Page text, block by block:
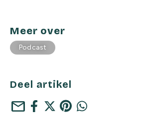
Meer over
Podcast
Deel artikel
mail